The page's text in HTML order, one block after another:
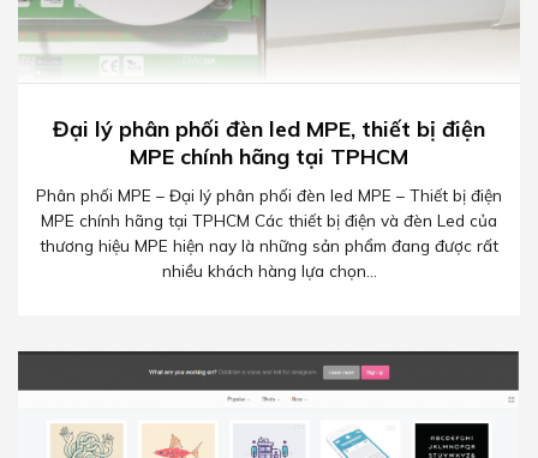
Đại lý phân phối đèn led MPE, thiết bị điện
MPE chính hãng tại TPHCM
Phân phối MPE – Đại lý phân phối đèn led MPE – Thiết bị điện
MPE chính hãng tại TPHCM Các thiết bị điện và đèn Led của
thương hiệu MPE hiện nay là những sản phẩm đang được rất
nhiều khách hàng lựa chọn...